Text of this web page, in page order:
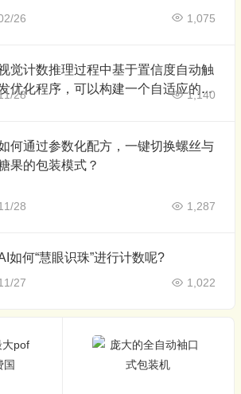
26 1,075
觉计数推理过程中基于置信度自动触
优化程序，可以构建一个自适应的智
28 1,140
何通过参数化配方，一键切换螺丝与
果的包装模式？
28 1,287
如何“慧眼识珠”进行计数呢?
27 1,022